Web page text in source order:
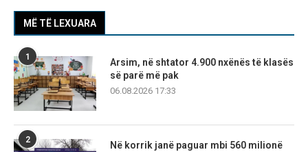
MË TË LEXUARA
1
Arsim, në shtator 4.900 nxënës të klasës
së parë më pak
06.08.2026 17:33
2
Në korrik janë paguar mbi 560 milionë